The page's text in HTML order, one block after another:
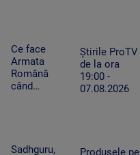
perspectiva
negativă
centimetri în
ultimele 3
zile la Paks
Ce face
Armata
Română
când
16 au 15
Știrile ProTV
de la ora
19:00 -
07.08.2026
Sadhguru,
Produsele pe